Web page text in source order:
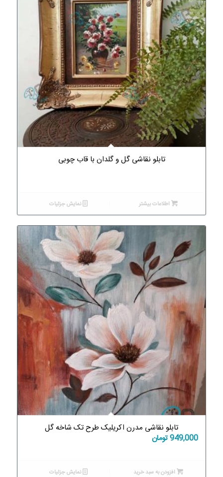
تابلو نقاشی گل و گلدان با قاب چوبی
اطلاعات بیشتر نمایش جزئیات
تابلو نقاشی مدرن اکریلیک طرح تک شاخه گل
949,000تومان
افزودن به سبد خرید نمایش جزئیات